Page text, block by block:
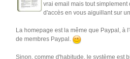
vrai email mais tout
d'accès en vous aiguillant sur
La homepage est la même que Paypal, à
de membres Paypal.
Sinon, comme d'habitude, le système est